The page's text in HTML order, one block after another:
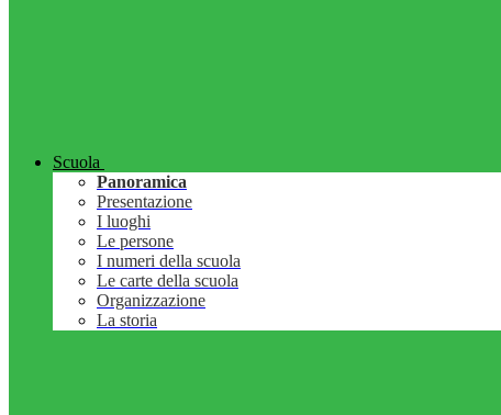
Scuola
Panoramica
Presentazione
I luoghi
Le persone
I numeri della scuola
Le carte della scuola
Organizzazione
La storia